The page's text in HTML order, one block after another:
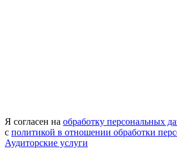
Я согласен на обработку персональных
с политикой в отношении обработки
Аудиторские услуги